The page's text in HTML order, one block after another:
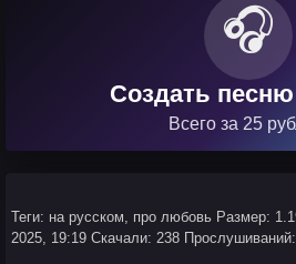
🎧
Создать
Всего за 25
Теги: на русском, про любовь Размер:
2025, 19:19 Скачали: 238